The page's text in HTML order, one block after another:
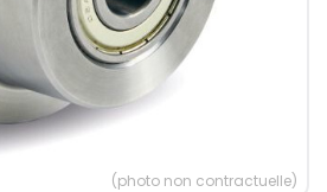
(photo non contractuelle)